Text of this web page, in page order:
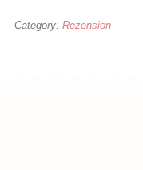
Category: Rezension